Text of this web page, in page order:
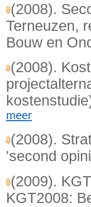
(2008).
Terneuzen,
Bouw en
(2008).
meer
(2008).
'second
(2009).
KGT2008: